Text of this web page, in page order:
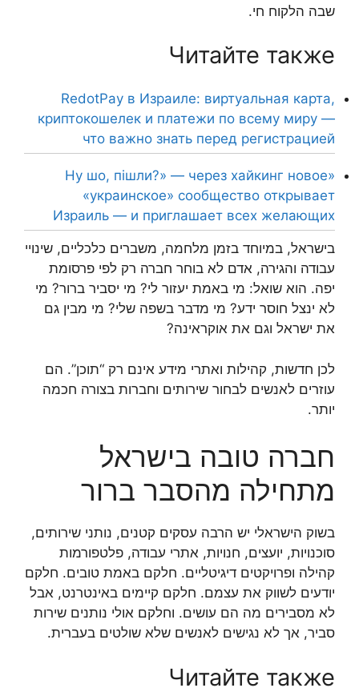
שבה הלקוח חי.
Читайте также
RedotPay в Израиле: виртуальная карта,
криптокошелек и платежи по всему миру —
что важно знать перед регистрацией
«Ну шо, пішли?» — через хайкинг новое
«украинское» сообщество открывает
Израиль — и приглашает всех желающих
בישראל, במיוחד בזמן מלחמה, משברים כלכליים, שינויי
עבודה והגירה, אדם לא בוחר חברה רק לפי פרסומת
יפה. הוא שואל: מי באמת יעזור לי? מי יסביר ברור? מי
לא ינצל חוסר ידע? מי מדבר בשפה שלי? מי מבין גם
את ישראל וגם את אוקראינה?
לכן חדשות, קהילות ואתרי מידע אינם רק “תוכן”. הם
עוזרים לאנשים לבחור שירותים וחברות בצורה חכמה
יותר.
חברה טובה בישראל
מתחילה מהסבר ברור
בשוק הישראלי יש הרבה עסקים קטנים, נותני שירותים,
סוכנויות, יועצים, חנויות, אתרי עבודה, פלטפורמות
קהילה ופרויקטים דיגיטליים. חלקם באמת טובים. חלקם
יודעים לשווק את עצמם. חלקם קיימים באינטרנט, אבל
לא מסבירים מה הם עושים. וחלקם אולי נותנים שירות
סביר, אך לא נגישים לאנשים שלא שולטים בעברית.
Читайте также